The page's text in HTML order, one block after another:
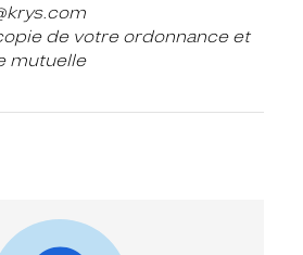
de votre ordonnance et
mutuelle